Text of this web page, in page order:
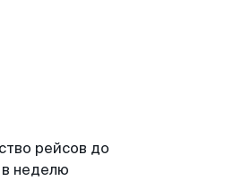
рейсов до
неделю